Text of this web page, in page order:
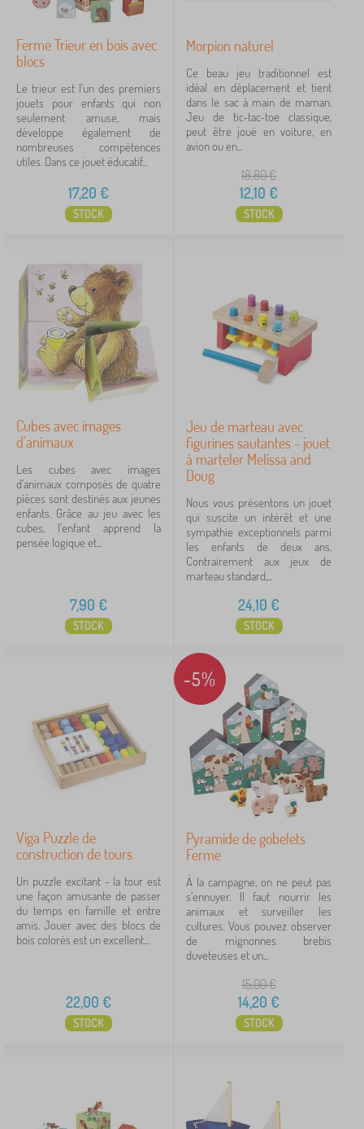
Ferme Trieur en bois avec
blocs
Le trieur est l'un des premiers
jouets pour enfants qui non
seulement amuse, mais
développe également de
nombreuses compétences
utiles. Dans ce jouet éducatif...
17,20 €
STOCK
Morpion naturel
Ce beau jeu traditionnel est
idéal en déplacement et tient
dans le sac à main de maman.
Jeu de tic-tac-toe classique,
peut être joué en voiture, en
avion ou en...
18,80€
12,10 €
STOCK
Cubes avec images
d'animaux
Les cubes avec images
d'animaux composés de quatre
pièces sont destinés aux jeunes
enfants. Grâce au jeu avec les
cubes, l'enfant apprend la
pensée logique et...
7,90 €
STOCK
Jeu de marteau avec
figurines sautantes - jouet
à marteler Melissa and
Doug
Nous vous présentons un jouet
qui suscite un intérêt et une
sympathie exceptionnels parmi
les enfants de deux ans.
Contrairement aux jeux de
marteau standard,...
24,10 €
STOCK
Viga Puzzle de
construction de tours
Un puzzle excitant - la tour est
une façon amusante de passer
du temps en famille et entre
amis. Jouer avec des blocs de
bois colorés est un excellent...
22,00 €
STOCK
-5%
Pyramide de gobelets
Ferme
À la campagne, on ne peut pas
s'ennuyer. Il faut nourrir les
animaux et surveiller les
cultures. Vous pouvez observer
de mignonnes brebis
duveteuses et un...
15,00€
14,20 €
STOCK